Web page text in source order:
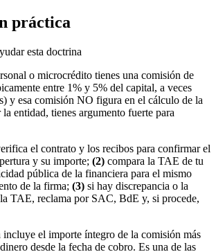
práctica
esta doctrina
o microcrédito tienes una comisión de
entre 1% y 5% del capital, a veces
y esa comisión NO figura en el cálculo de la
entidad, tienes argumento fuerte para
el contrato y los recibos para confirmar el
y su importe; (2) compara la TAE de tu
pública de la financiera para el mismo
de la firma; (3) si hay discrepancia o la
TAE, reclama por SAC, BdE y, si procede,
el importe íntegro de la comisión más
desde la fecha de cobro. Es una de las